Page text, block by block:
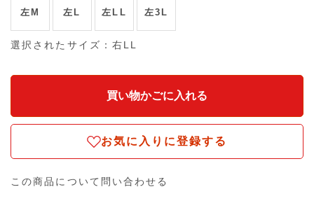
左M 左L 左LL 左3L
選択されたサイズ：右LL
お気に入りに登録する
この商品について問い合わせる